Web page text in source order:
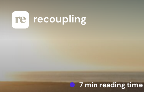
7 min reading time